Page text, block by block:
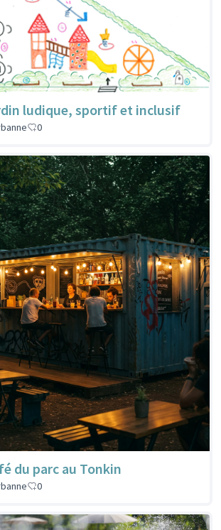
ludique, sportif et inclusif
0
du parc au Tonkin
0